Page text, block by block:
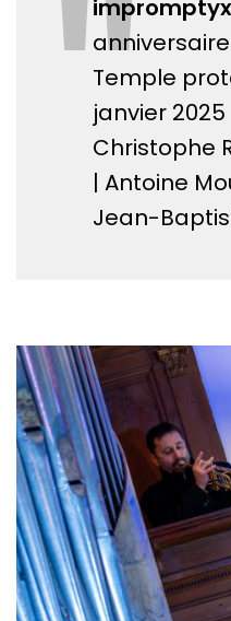
"
Temple
janvier 2025
Christophe
| Antoine
Jean-